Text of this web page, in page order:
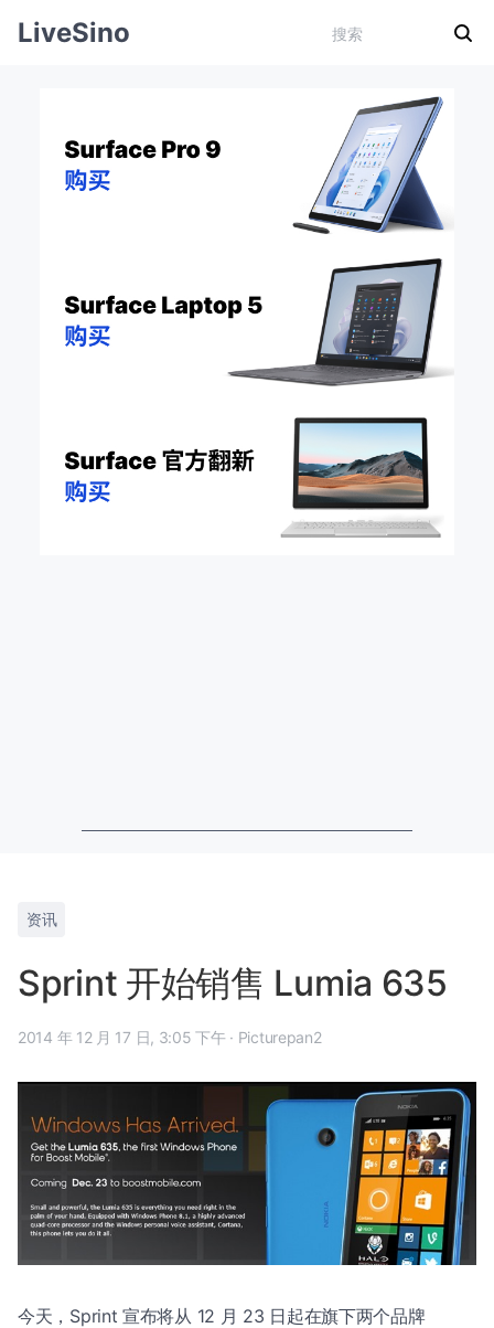
LiveSino
资讯
Sprint 开始销售 Lumia 635
2014 年 12 月 17 日, 3:05 下午 · Picturepan2
今天，Sprint 宣布将从 12 月 23 日起在旗下两个品牌